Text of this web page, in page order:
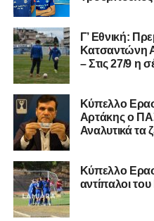
επιτυχίες.»
Η ανακοίνωση για τον
«Ο Α.Ο. Σαρωνικός
απόκτηση του
Ο 24χρονος τερματοφύλακας
27/06/2002) προέρχεται
στη Γ’ Εθνική με τον ΠΑΣ
αγωνίστηκε στον
της Serie D στην Ιταλία,
Γ’ Εθνική:
Κατσαντώνη
– Στις 27/9 η
Kύπελλο
Αρτάκης ο
Αναλυτικά τα
Κύπελλο
αντίπαλοι